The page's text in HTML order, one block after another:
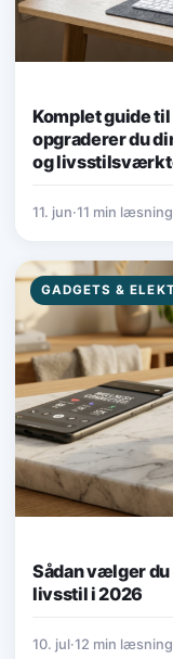
Komplet guide
opgraderer du
og
11. jun·11 min læsning
Sådan vælger
livsstil i 2026
10. jul·12 min læsning